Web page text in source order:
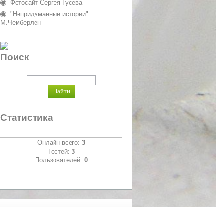
Фотосайт Сергея Гусева
"Непридуманные истории"
М.Чемберлен
Поиск
Статистика
Онлайн всего: 3
Гостей: 3
Пользователей: 0